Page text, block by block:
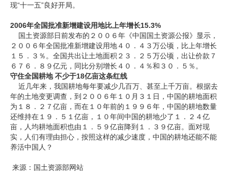
现“十一五”良好开局。
2006年全国批准新增建设用地比上年增长15.3%
国土资源部日前发布的２００６年《中国国土资源公报》显示，
２００６年全国批准新增建设用地４０．４３万公顷，比上年增长
１５．３％。全国共出让土地面积２３．２５万公顷，出让价款７
６７６．８９亿元，同比分别增长４０．４％和３０．５％。
守住全国耕地 不少于18亿亩这条红线
近几年来，我国耕地每年要减少几百万、甚至上千万亩。根据去
年的土地变更调查，到２００６年１０月３１日，中国的耕地面积
为１８．２７亿亩，而在１０年前的１９９６年，中国的耕地数量
还维持在１９．５１亿亩，１０年间中国的耕地少了１．２４亿
亩，人均耕地面积也由１．５９亿亩降到１．３９亿亩。面对现
实，人们有理由担心，按照这样的减少速度，中国的耕地还能不能
养活中国人？
来源：国土资源部网站